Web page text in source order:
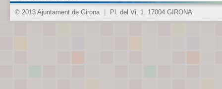
© 2013 Ajuntament de Girona Pl. del Vi, 1. 17004 GIRONA